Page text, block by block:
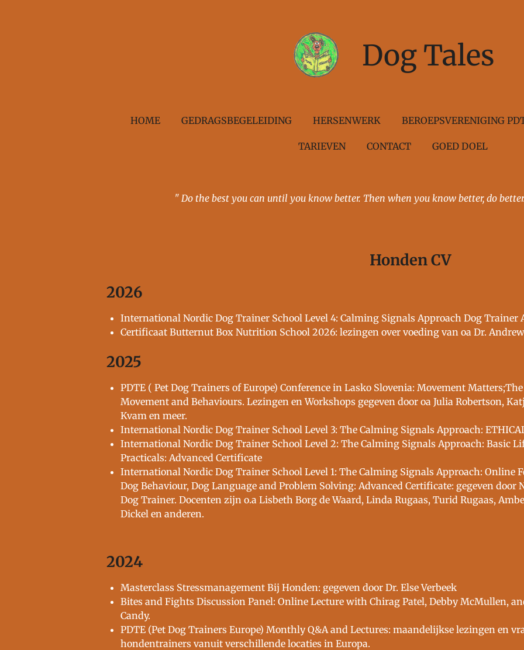
Dog Tales
HOME GEDRAGSBEGELEIDING HERSENWERK BEROEPSVERENIGING
TARIEVEN CONTACT GOED DOEL
" Do the best you can until you know better. Then when you know better, do
Honden CV
2026
International Nordic Dog Trainer School Level 4: Calming Signals Approach Dog Trainer
Certificaat Butternut Box Nutrition School 2026: lezingen over voeding van oa Dr. Andrew
2025
PDTE ( Pet Dog Trainers of Europe) Conference in Lasko Slovenia: Movement
Movement and Behaviours. Lezingen en Workshops gegeven door oa Julia Robertson,
Kvam en meer.
International Nordic Dog Trainer School Level 3: The Calming Signals Approach:
International Nordic Dog Trainer School Level 2: The Calming Signals Approach: Basic
Practicals: Advanced Certificate
International Nordic Dog Trainer School Level 1: The Calming Signals Approach: Online
Dog Behaviour, Dog Language and Problem Solving: Advanced Certificate: gegeven door
Dog Trainer. Docenten zijn o.a Lisbeth Borg de Waard, Linda Rugaas, Turid Rugaas,
Dickel en anderen.
2024
Masterclass Stressmanagement Bij Honden: gegeven door Dr. Else Verbeek
Bites and Fights Discussion Panel: Online Lecture with Chirag Patel, Debby McMullen,
Candy.
PDTE (Pet Dog Trainers Europe) Monthly Q&A and Lectures: maandelijkse lezingen en
hondentrainers vanuit verschillende locaties in Europa.